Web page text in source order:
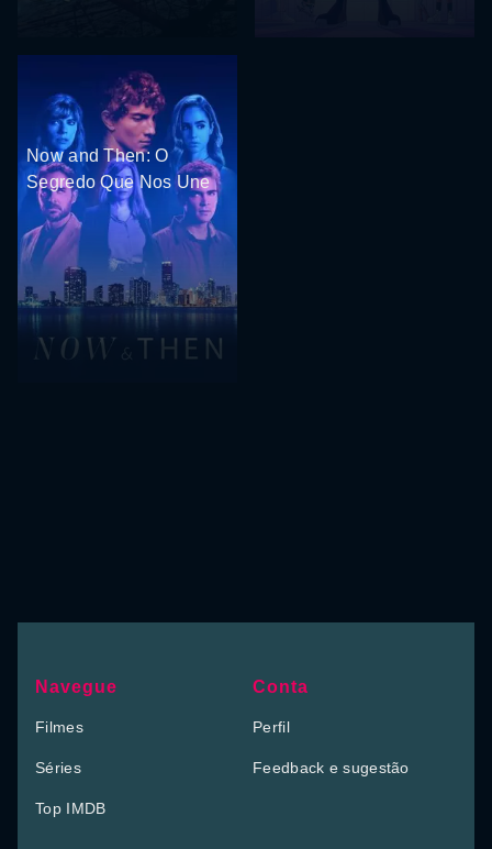
Now and Then: O
Segredo Que Nos Une
Navegue
Filmes
Séries
Top IMDB
Conta
Perfil
Feedback e sugestão